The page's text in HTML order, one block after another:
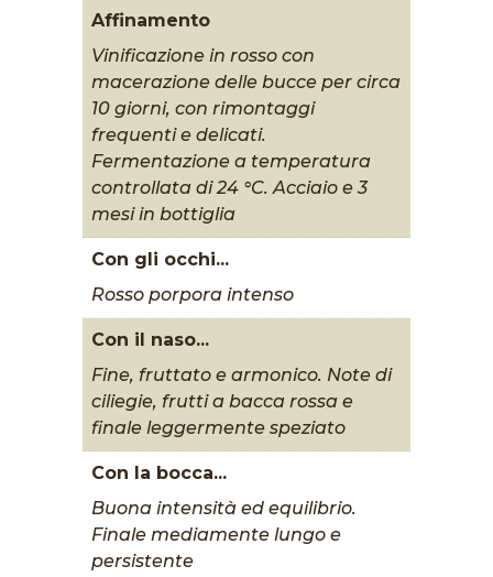
Affinamento
Vinificazione in rosso con
macerazione delle bucce per circa
10 giorni, con rimontaggi
frequenti e delicati.
Fermentazione a temperatura
controllata di 24 °C. Acciaio e 3
mesi in bottiglia
Con gli occhi...
Rosso porpora intenso
Con il naso...
Fine, fruttato e armonico. Note di
ciliegie, frutti a bacca rossa e
finale leggermente speziato
Con la bocca...
Buona intensità ed equilibrio.
Finale mediamente lungo e
persistente